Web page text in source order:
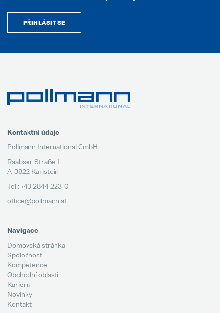
PŘIHLÁSIT SE
Kontaktní údaje
Pollmann International GmbH
Raabser Straße 1
A-3822 Karlstein
Tel.: +43 2844 223-0
office@pollmann.at
Navigace
Domovská stránka
Společnost
Kompetence
Obchodní oblasti
Kariéra
Novinky
Kontakt